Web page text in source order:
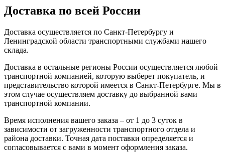
Доставка по всей России
Доставка осуществляется по Санкт-Петербургу и
Ленинградской области транспортными службами нашего
склада.
Доставка в остальные регионы России осуществляется любой
транспортной компанией, которую выберет покупатель, и
представительство которой имеется в Санкт-Петербурге. Мы в
этом случае осуществляем доставку до выбранной вами
транспортной компании.
Время исполнения вашего заказа – от 1 до 3 суток в
зависимости от загруженности транспортного отдела и
района доставки. Точная дата поставки определяется и
согласовывается с вами в момент оформления заказа.